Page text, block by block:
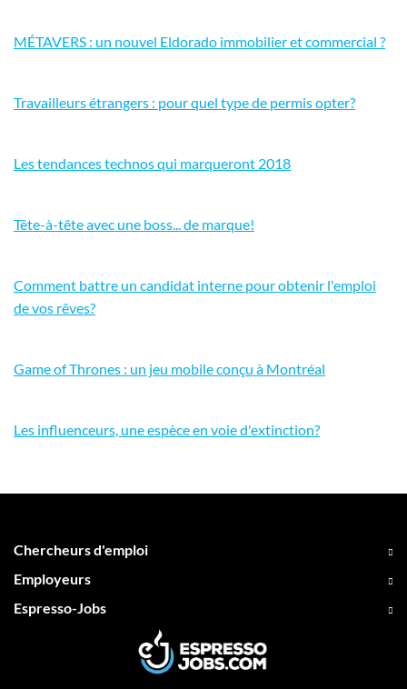
MÉTAVERS : un nouvel Eldorado immobilier et commercial ?
Travailleurs étrangers : pour quel type de permis opter?
Les tendances technos qui marqueront 2018
Tête-à-tête avec une boss... de marque!
Comment battre un candidat interne pour obtenir l'emploi
de vos rêves?
Game of Thrones : un jeu mobile conçu à Montréal
Les influenceurs, une espèce en voie d'extinction?
Chercheurs d'emploi
Employeurs
Espresso-Jobs